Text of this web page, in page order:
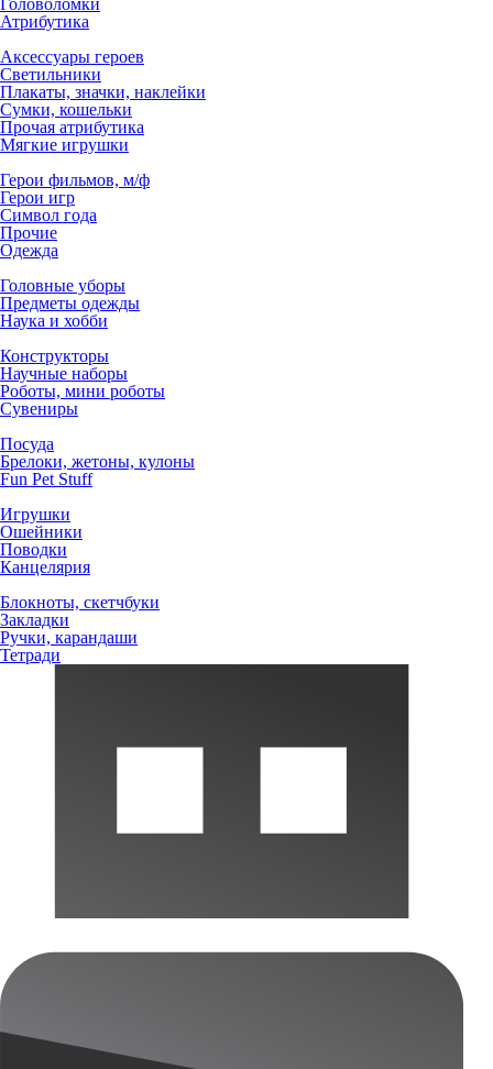
Головоломки
Атрибутика
Аксессуары героев
Светильники
Плакаты, значки, наклейки
Сумки, кошельки
Прочая атрибутика
Мягкие игрушки
Герои фильмов, м/ф
Герои игр
Символ года
Прочие
Одежда
Головные уборы
Предметы одежды
Наука и хобби
Конструкторы
Научные наборы
Роботы, мини роботы
Сувениры
Посуда
Брелоки, жетоны, кулоны
Fun Pet Stuff
Игрушки
Ошейники
Поводки
Канцелярия
Блокноты, скетчбуки
Закладки
Ручки, карандаши
Тетради